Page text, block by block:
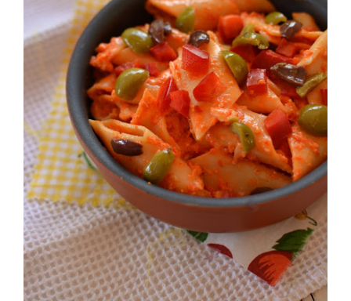
grattugiata o meglio ancora con alcune scagliette di
Gran Mugello Ubaldino.